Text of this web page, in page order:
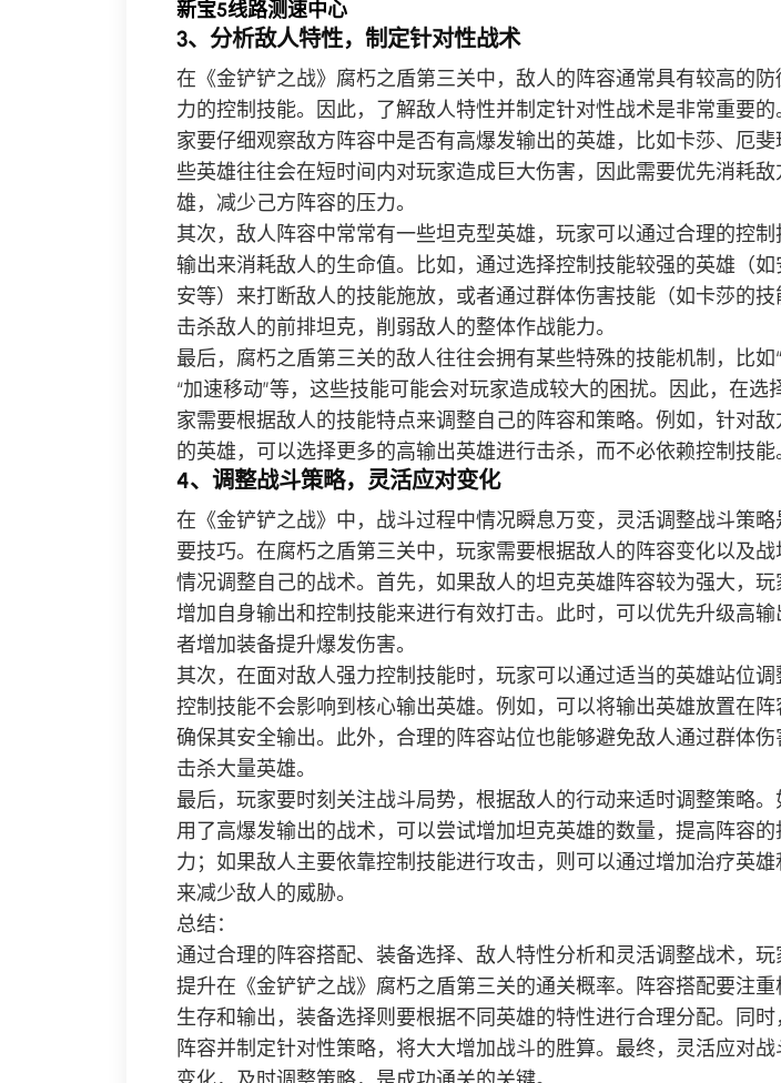
新宝5线路测速中心
3、分析敌人特性，制定针对性战术
在《金铲铲之战》腐朽之盾第三关中，敌人的阵容通常具有较高的防
力的控制技能。因此，了解敌人特性并制定针对性战术是非常重要
家要仔细观察敌方阵容中是否有高爆发输出的英雄，比如卡莎、厄斐
些英雄往往会在短时间内对玩家造成巨大伤害，因此需要优先消耗敌
雄，减少己方阵容的压力。
其次，敌人阵容中常常有一些坦克型英雄，玩家可以通过合理的控制
输出来消耗敌人的生命值。比如，通过选择控制技能较强的英雄（如
安等）来打断敌人的技能施放，或者通过群体伤害技能（如卡莎的技
击杀敌人的前排坦克，削弱敌人的整体作战能力。
最后，腐朽之盾第三关的敌人往往会拥有某些特殊的技能机制，比如
“加速移动”等，这些技能可能会对玩家造成较大的困扰。因此，在选
家需要根据敌人的技能特点来调整自己的阵容和策略。例如，针对
的英雄，可以选择更多的高输出英雄进行击杀，而不必依赖控制技能
4、调整战斗策略，灵活应对变化
在《金铲铲之战》中，战斗过程中情况瞬息万变，灵活调整战斗策略
要技巧。在腐朽之盾第三关中，玩家需要根据敌人的阵容变化以及
情况调整自己的战术。首先，如果敌人的坦克英雄阵容较为强大，
增加自身输出和控制技能来进行有效打击。此时，可以优先升级高
者增加装备提升爆发伤害。
其次，在面对敌人强力控制技能时，玩家可以通过适当的英雄站位调
控制技能不会影响到核心输出英雄。例如，可以将输出英雄放置在阵
确保其安全输出。此外，合理的阵容站位也能够避免敌人通过群体
击杀大量英雄。
最后，玩家要时刻关注战斗局势，根据敌人的行动来适时调整策略
用了高爆发输出的战术，可以尝试增加坦克英雄的数量，提高阵容
力；如果敌人主要依靠控制技能进行攻击，则可以通过增加治疗英
来减少敌人的威胁。
总结：
通过合理的阵容搭配、装备选择、敌人特性分析和灵活调整战术，
提升在《金铲铲之战》腐朽之盾第三关的通关概率。阵容搭配要注重
生存和输出，装备选择则要根据不同英雄的特性进行合理分配。同时
阵容并制定针对性策略，将大大增加战斗的胜算。最终，灵活应对